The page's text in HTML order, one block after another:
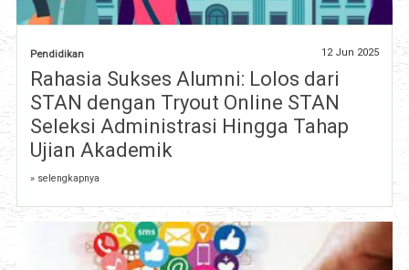
Pendidikan 12 Jun 2025
Rahasia Sukses Alumni: Lolos dari
STAN dengan Tryout Online STAN
Seleksi Administrasi Hingga Tahap
Ujian Akademik
» selengkapnya